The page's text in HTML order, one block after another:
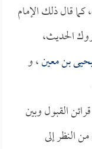
كما قال ذلك الإمام
الحديث،
بن معين، و
القبول وبين
النظر إلى